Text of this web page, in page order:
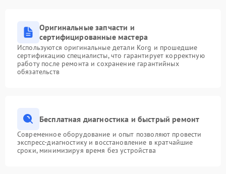
Оригинальные запчасти и
сертифицированные мастера
Используются оригинальные детали Korg и прошедшие
сертификацию специалисты, что гарантирует корректную
работу после ремонта и сохранение гарантийных
обязательств
Бесплатная диагностика и быстрый ремонт
Современное оборудование и опыт позволяют провести
экспресс-диагностику и восстановление в кратчайшие
сроки, минимизируя время без устройства